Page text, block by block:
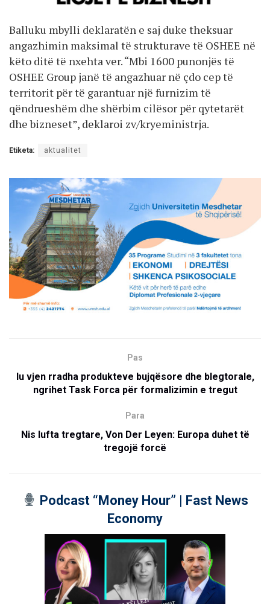
Balluku mbylli deklaratën e saj duke theksuar
angazhimin maksimal të strukturave të OSHEE në
këto ditë të nxehta ver. “Mbi 1600 punonjës të
OSHEE Group janë të angazhuar në çdo cep të
territorit për të garantuar një furnizim të
qëndrueshëm dhe shërbim cilësor për qytetarët
dhe bizneset”, deklaroi zv/kryeministrja.
Etiketa: aktualitet
Pas
Iu vjen rradha produkteve bujqësore dhe blegtorale,
ngrihet Task Forca për formalizimin e tregut
Para
Nis lufta tregtare, Von Der Leyen: Europa duhet të
tregojë forcë
Podcast “Money Hour” | Fast News
Economy